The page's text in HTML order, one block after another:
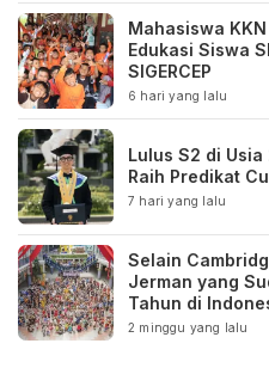
Mahasiswa
Edukasi Siswa
SIGERCEP
6 hari yang lalu
Lulus S2 di
Raih Predikat
7 hari yang lalu
Selain
Jerman yang
Tahun di
2 minggu yang lalu